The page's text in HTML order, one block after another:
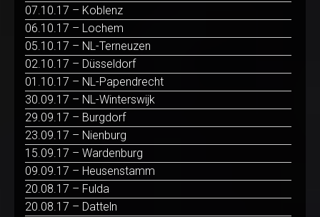
07.10.17 – Koblenz
06.10.17 – Lochem
05.10.17 – NL-Terneuzen
02.10.17 – Düsseldorf
01.10.17 – NL-Papendrecht
30.09.17 – NL-Winterswijk
29.09.17 – Burgdorf
23.09.17 – Nienburg
15.09.17 – Wardenburg
09.09.17 – Heusenstamm
20.08.17 – Fulda
20.08.17 – Datteln